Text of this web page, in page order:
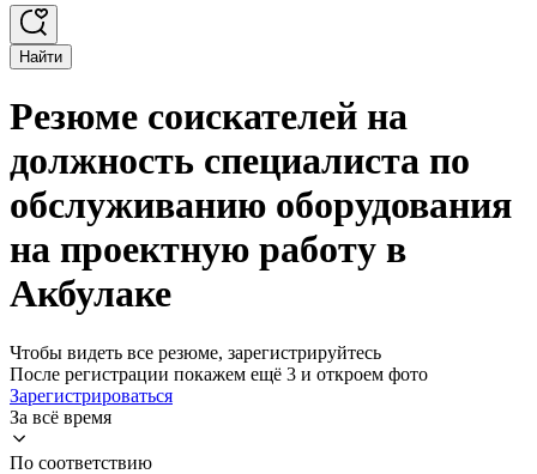
Найти
Резюме соискателей на
должность специалиста по
обслуживанию оборудования
на проектную работу в
Акбулаке
Чтобы видеть все резюме, зарегистрируйтесь
После регистрации покажем ещё 3 и откроем фото
Зарегистрироваться
За всё время
По соответствию